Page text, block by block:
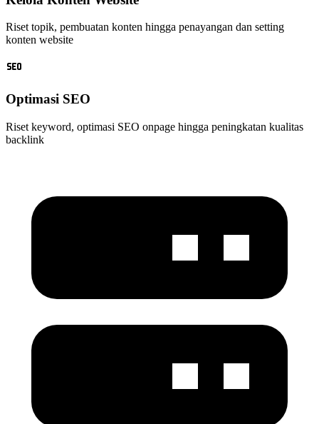
Riset topik, pembuatan konten hingga penayangan dan setting
konten website
Optimasi SEO
Riset keyword, optimasi SEO onpage hingga peningkatan kualitas
backlink